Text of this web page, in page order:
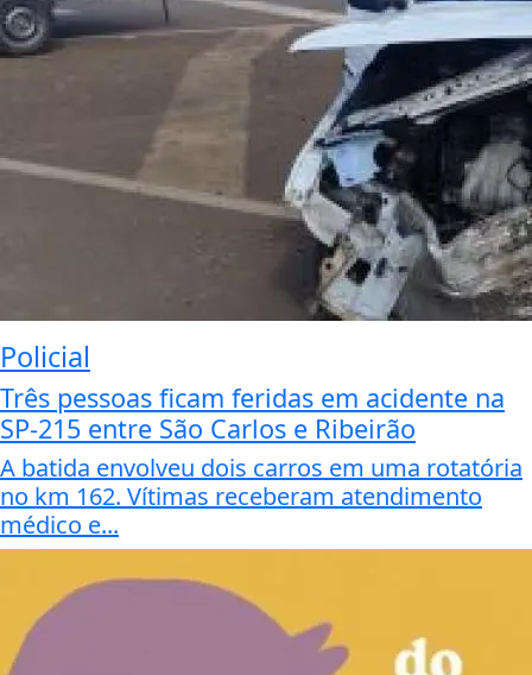
Policial
Três pessoas ficam feridas em acidente na
SP-215 entre São Carlos e Ribeirão
A batida envolveu dois carros em uma rotatória
no km 162. Vítimas receberam atendimento
médico e...